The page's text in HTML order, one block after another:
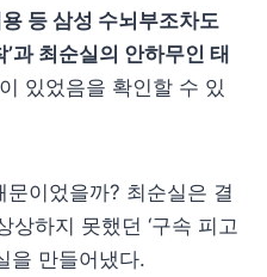
등 삼성 수뇌부조차도
과 최순실의 안하무인 태
이 있었음을 확인할 수 있
이었을까? 최순실은 결
상하지 못했던 ‘구속 피고
을 만들어냈다.